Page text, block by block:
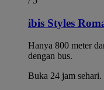
ibis Styles
Hanya 800 meter
dengan bus.
Buka 24 jam sehari.